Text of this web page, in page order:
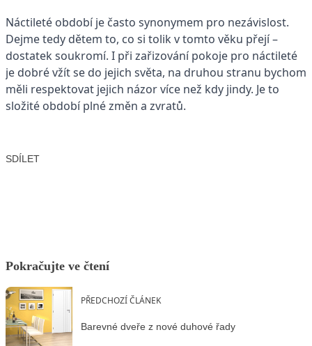
Náctileté období je často synonymem pro nezávislost.
Dejme tedy dětem to, co si tolik v tomto věku přejí –
dostatek soukromí. I při zařizování pokoje pro náctileté
je dobré vžít se do jejich světa, na druhou stranu bychom
měli respektovat jejich názor více než kdy jindy. Je to
složité období plné změn a zvratů.
SDÍLET
Pokračujte ve čtení
PŘEDCHOZÍ ČLÁNEK
Barevné dveře z nové duhové řady